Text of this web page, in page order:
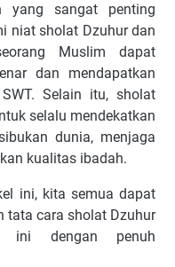
yang sangat penting
niat sholat Dzuhur dan
Muslim dapat
dan mendapatkan
Selain itu, sholat
selalu mendekatkan
dunia, menjaga
kualitas ibadah.
ini, kita semua dapat
tata cara sholat Dzuhur
ini dengan penuh